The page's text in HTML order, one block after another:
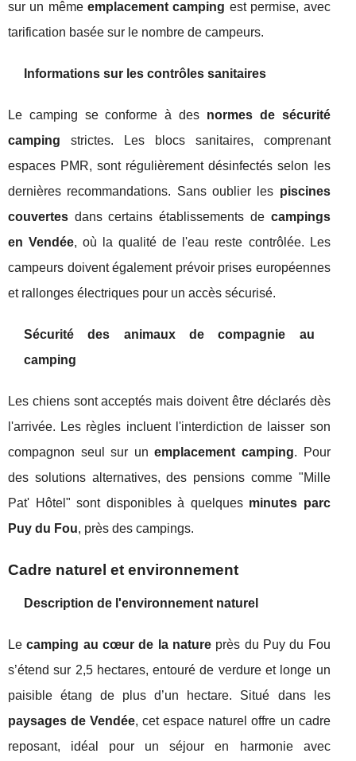
sur un mêmeemplacement camping est permise, avec
tarification basée sur le nombre de campeurs.
Informations sur les contrôles sanitaires
Le camping se conforme à des normes de sécurité
camping strictes. Les blocs sanitaires, comprenant
espaces PMR, sont régulièrement désinfectés selon les
dernières recommandations. Sans oublier les piscines
couvertes dans certains établissements de campings
en Vendée, où la qualité de l'eau reste contrôlée. Les
campeurs doivent également prévoir prises européennes
et rallonges électriques pour un accès sécurisé.
Sécurité des animaux de compagnie au
camping
Les chiens sont acceptés mais doivent être déclarés dès
l'arrivée. Les règles incluent l'interdiction de laisser son
compagnon seul sur unemplacement camping. Pour
des solutions alternatives, des pensions comme "Mille
Pat' Hôtel" sont disponibles à quelques minutes parc
Puy du Fou, près des campings.
Cadre naturel et environnement
Description de l'environnement naturel
Lecamping au cœur de la natureprès du Puy du Fou
s’étend sur 2,5 hectares, entouré de verdure et longe un
paisible étang de plus d’un hectare. Situé dans les
paysages de Vendée, cet espace naturel offre un cadre
reposant, idéal pour un séjour en harmonie avec